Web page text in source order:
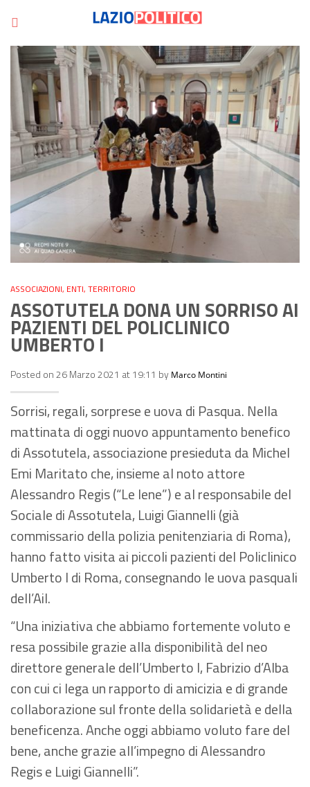
ASSOCIAZIONI, ENTI, TERRITORIO
ASSOTUTELA DONA UN SORRISO AI
PAZIENTI DEL POLICLINICO
UMBERTO I
Posted on 26 Marzo 2021 at 19:11 by Marco Montini
Sorrisi, regali, sorprese e uova di Pasqua. Nella
mattinata di oggi nuovo appuntamento benefico
di Assotutela, associazione presieduta da Michel
Emi Maritato che, insieme al noto attore
Alessandro Regis (“Le Iene”) e al responsabile del
Sociale di Assotutela, Luigi Giannelli (già
commissario della polizia penitenziaria di Roma),
hanno fatto visita ai piccoli pazienti del Policlinico
Umberto I di Roma, consegnando le uova pasquali
dell’Ail.
“Una iniziativa che abbiamo fortemente voluto e
resa possibile grazie alla disponibilità del neo
direttore generale dell’Umberto I, Fabrizio d’Alba
con cui ci lega un rapporto di amicizia e di grande
collaborazione sul fronte della solidarietà e della
beneficenza. Anche oggi abbiamo voluto fare del
bene, anche grazie all’impegno di Alessandro
Regis e Luigi Giannelli”.